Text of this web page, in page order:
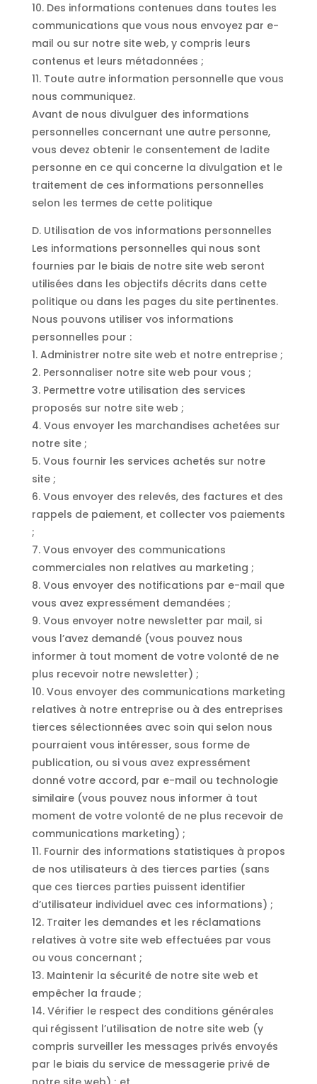
10. Des informations contenues dans toutes les
communications que vous nous envoyez par e-
mail ou sur notre site web, y compris leurs
contenus et leurs métadonnées ;
11. Toute autre information personnelle que vous
nous communiquez.
Avant de nous divulguer des informations
personnelles concernant une autre personne,
vous devez obtenir le consentement de ladite
personne en ce qui concerne la divulgation et le
traitement de ces informations personnelles
selon les termes de cette politique
D. Utilisation de vos informations personnelles
Les informations personnelles qui nous sont
fournies par le biais de notre site web seront
utilisées dans les objectifs décrits dans cette
politique ou dans les pages du site pertinentes.
Nous pouvons utiliser vos informations
personnelles pour :
1. Administrer notre site web et notre entreprise ;
2. Personnaliser notre site web pour vous ;
3. Permettre votre utilisation des services
proposés sur notre site web ;
4. Vous envoyer les marchandises achetées sur
notre site ;
5. Vous fournir les services achetés sur notre
site ;
6. Vous envoyer des relevés, des factures et des
rappels de paiement, et collecter vos paiements
;
7. Vous envoyer des communications
commerciales non relatives au marketing ;
8. Vous envoyer des notifications par e-mail que
vous avez expressément demandées ;
9. Vous envoyer notre newsletter par mail, si
vous l’avez demandé (vous pouvez nous
informer à tout moment de votre volonté de ne
plus recevoir notre newsletter) ;
10. Vous envoyer des communications marketing
relatives à notre entreprise ou à des entreprises
tierces sélectionnées avec soin qui selon nous
pourraient vous intéresser, sous forme de
publication, ou si vous avez expressément
donné votre accord, par e-mail ou technologie
similaire (vous pouvez nous informer à tout
moment de votre volonté de ne plus recevoir de
communications marketing) ;
11. Fournir des informations statistiques à propos
de nos utilisateurs à des tierces parties (sans
que ces tierces parties puissent identifier
d’utilisateur individuel avec ces informations) ;
12. Traiter les demandes et les réclamations
relatives à votre site web effectuées par vous
ou vous concernant ;
13. Maintenir la sécurité de notre site web et
empêcher la fraude ;
14. Vérifier le respect des conditions générales
qui régissent l’utilisation de notre site web (y
compris surveiller les messages privés envoyés
par le biais du service de messagerie privé de